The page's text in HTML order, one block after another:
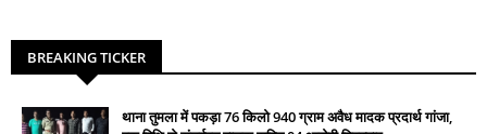
BREAKING TICKER
थाना तुमला में पकड़ा 76 किलो 940 ग्राम अवैध मादक प्रदार्थ गांजा,